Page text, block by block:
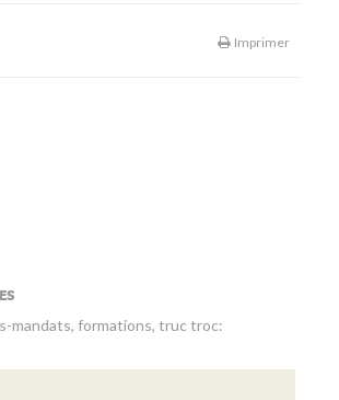
Imprimer
mandats, formations, truc troc: